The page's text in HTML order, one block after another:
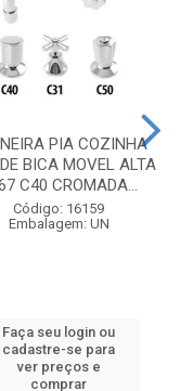
PIA COZINHA
BICA MOVEL ALTA
C40 CROMADA...
Código: 16159
Embalagem: UN
Faça seu login ou
cadastre-se para
ver preços e
comprar